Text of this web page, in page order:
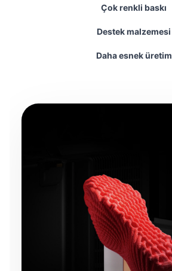
Çok renkli baskı
Destek malzemesi
Daha esnek üretim